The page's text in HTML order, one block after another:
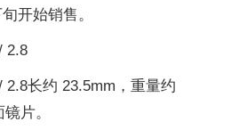
开始销售。
2.8
2.8长约 23.5mm，重量约
片。